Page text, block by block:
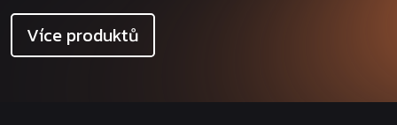
Více produktů